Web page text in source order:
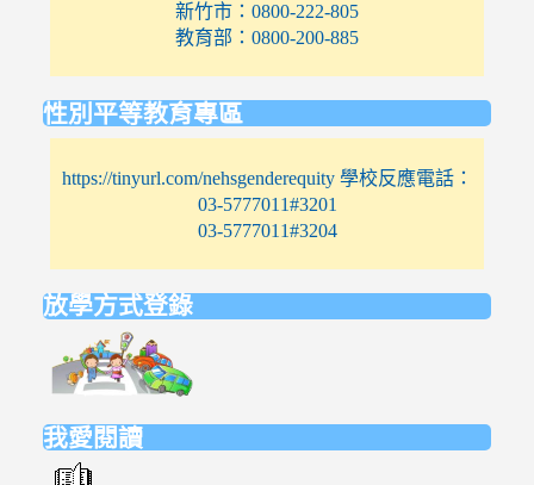
新竹市：0800-222-805
教育部：0800-200-885
性別平等教育專區
https://tinyurl.com/nehsgenderequity 學校反應電話：
03-5777011#3201
03-5777011#3204
放學方式登錄
https://elem.nehs.hc.edu.tw/traffic/
我愛閱讀